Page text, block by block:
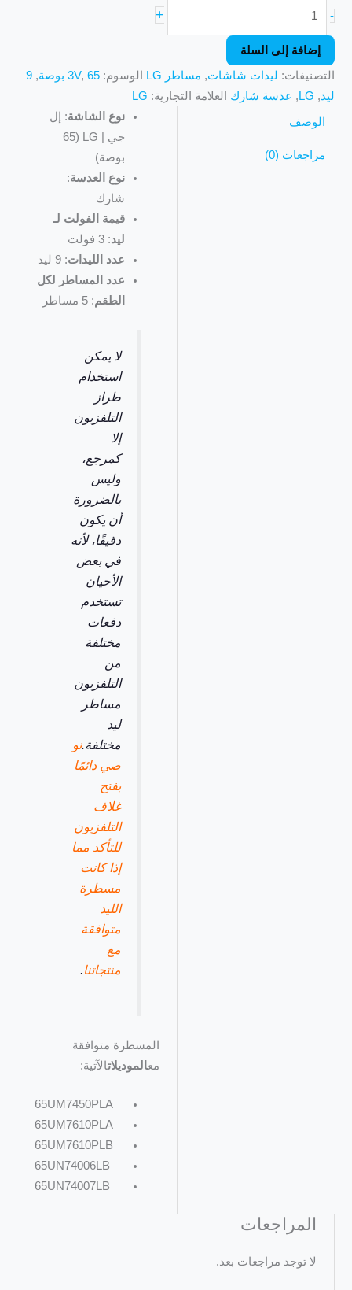
-
+
إضافة إلى السلة
التصنيفات: ليدات شاشات, مساطر LG الوسوم: 3V, 65 بوصة ,
9
ليد,
LG
, عدسة شارك العلامة التجارية: LG
الوصف
مراجعات (0)
نوع الشاشة: إل
جي | LG (65
بوصة)
نوع العدسة:
شارك
قيمة الفولت لـ
ليد: 3 فولت
عدد الليدات: 9 ليد
عدد المساطر لكل
الطقم: 5 مساطر
لا يمكن
استخدام
طراز
التلفزيون
إلا
كمرجع،
وليس
بالضرورة
أن يكون
دقيقًا، لأنه
في بعض
الأحيان
تستخدم
دفعات
مختلفة
من
التلفزيون
مساطر
ليد
مختلفة.نو
صي دائمًا
بفتح
غلاف
التلفزيون
للتأكد مما
إذا كانت
مسطرة
الليد
متوافقة
مع
منتجاتنا.
المسطرة متوافقة
معالموديلاتالآتية:
65UM7450PLA
65UM7610PLA
65UM7610PLB
65UN74006LB
65UN74007LB
المراجعات
لا توجد مراجعات بعد.